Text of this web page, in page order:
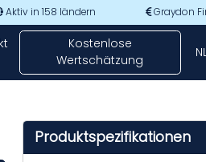
Aktiv in 158 ländern Graydon
Kostenlose
Wertschätzung
Produktspezifikationen